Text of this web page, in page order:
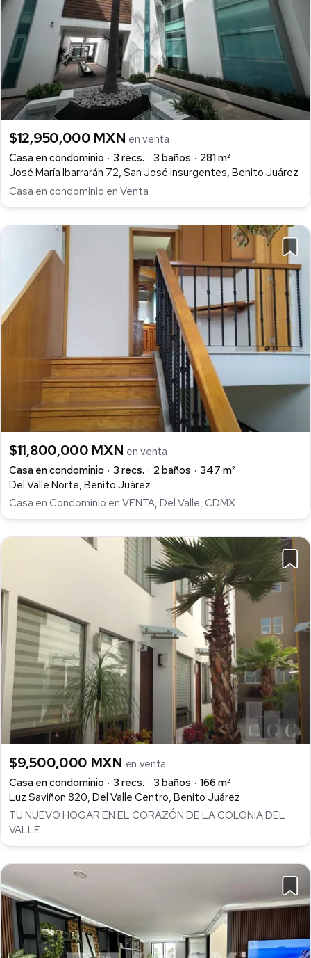
$12,950,000 MXN en venta
Casa en condominio
3 recs. 3 baños
281 m²
José María Ibarrarán 72, San José Insurgentes, Benito Juárez
Casa en condominio en Venta
$11,800,000 MXN en venta
Casa en condominio
3 recs. 2 baños
347 m²
Del Valle Norte, Benito Juárez
Casa en Condominio en VENTA, Del Valle, CDMX
$9,500,000 MXN en venta
Casa en condominio
3 recs. 3 baños
166 m²
Luz Saviñon 820, Del Valle Centro, Benito Juárez
TU NUEVO HOGAR EN EL CORAZÓN DE LA COLONIA DEL
VALLE